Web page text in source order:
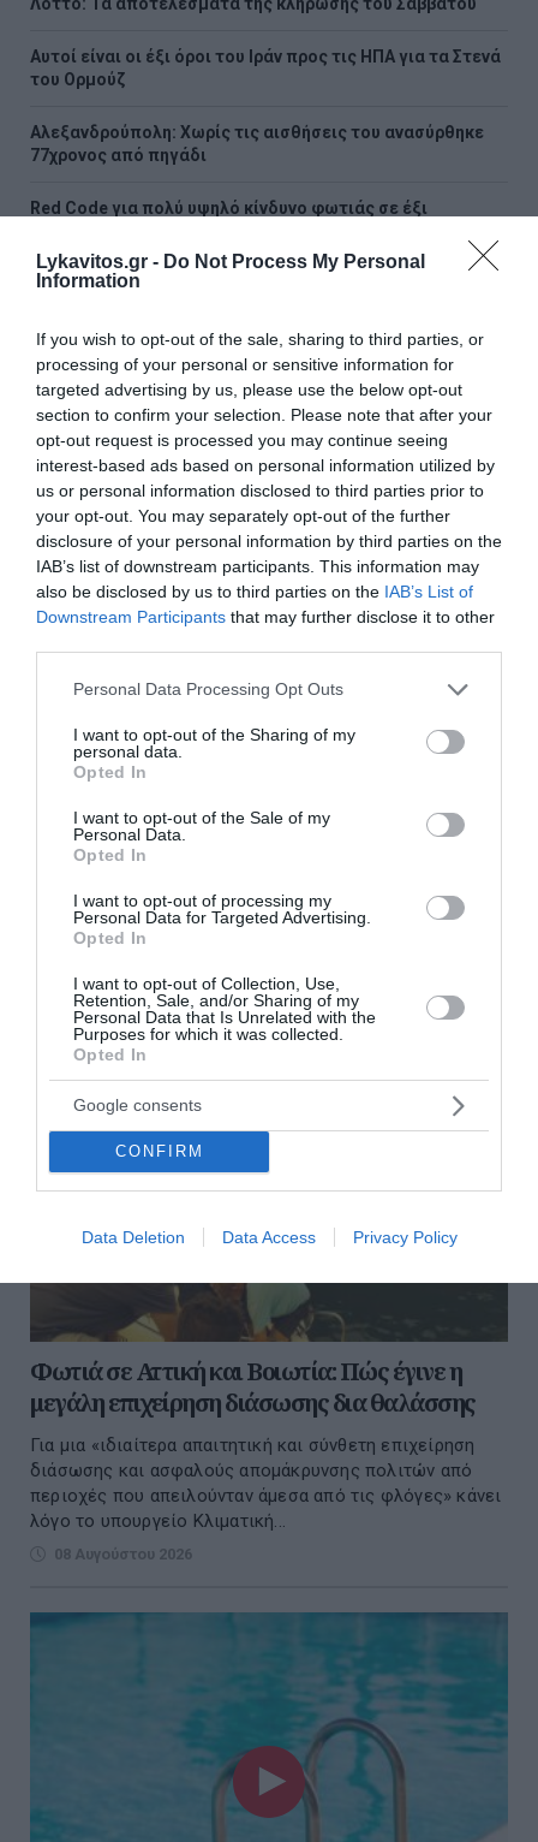
Lykavitos.gr - Do Not Process My Personal
Information
If you wish to opt-out of the sale, sharing to third parties, or
processing of your personal or sensitive information for
targeted advertising by us, please use the below opt-out
section to confirm your selection. Please note that after your
opt-out request is processed you may continue seeing
interest-based ads based on personal information utilized by
us or personal information disclosed to third parties prior to
your opt-out. You may separately opt-out of the further
disclosure of your personal information by third parties on the
IAB’s list of downstream participants. This information may
also be disclosed by us to third parties on the IAB’s List of
Downstream Participants that may further disclose it to other
Please note that this website/app uses one or more Google
not limited to your visit or usage behaviour. You may click to
grant or deny consent to Google and its third-party tags to
use your data for below specified purposes in below Google
consent section.
Personal Data Processing Opt Outs
I want to opt-out of the Sharing of my
personal data.
Opted In
I want to opt-out of the Sale of my
Personal Data.
Opted In
I want to opt-out of processing my
Personal Data for Targeted Advertising.
Opted In
I want to opt-out of Collection, Use,
Retention, Sale, and/or Sharing of my
Personal Data that Is Unrelated with the
Purposes for which it was collected.
Opted In
Google consents
CONFIRM
Data Deletion Data Access Privacy Policy
Αυτοί είναι οι έξι όροι του Ιράν προς τις ΗΠΑ για τα Στενά
του Ορμούζ
Αλεξανδρούπολη: Χωρίς τις αισθήσεις του ανασύρθηκε
77χρονος από πηγάδι
Red Code για πολύ υψηλό κίνδυνο φωτιάς σε έξι
διαβάστε ακόμη
Νάξος: Καλύτερη η εικόνα της φωτιάς στη
Μικρή Βίγλα
Καλύτερη είναι η κατάσταση στην πυρκαγιά που
εκδηλώθηκε το απόγευμα του Σαββάτου σε χαμηλή
της πυρκαγιάς επιχειρούν 10 πυρο...
08 Αυγούστου 2026
Φωτιά σε Αττική και Βοιωτία: Πώς έγινε η
μεγάλη επιχείρηση διάσωσης δια θαλάσσης
Για μια «ιδιαίτερα απαιτητική και σύνθετη επιχείρηση
διάσωσης και ασφαλούς απομάκρυνσης πολιτών από
περιοχές που απειλούνταν άμεσα από τις φλόγες» κάνει
λόγο το υπουργείο Κλιματική...
08 Αυγούστου 2026